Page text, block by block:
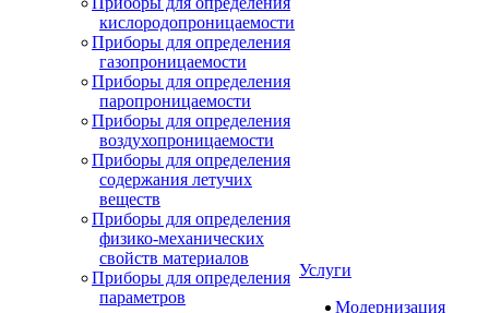
кислородопроницаемости
Приборы для определения
газопроницаемости
Приборы для определения
паропроницаемости
Приборы для определения
воздухопроницаемости
Приборы для определения
содержания летучих
веществ
Приборы для определения
физико-механических
свойств материалов
Приборы для определения
параметров
Услуги
Модернизация